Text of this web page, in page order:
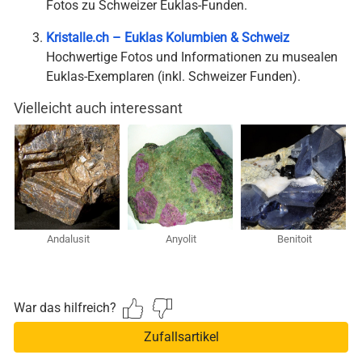
Fotos zu Schweizer Euklas-Funden.
Kristalle.ch – Euklas Kolumbien & Schweiz
Hochwertige Fotos und Informationen zu musealen
Euklas-Exemplaren (inkl. Schweizer Funden).
Vielleicht auch interessant
Andalusit Anyolit Benitoit
War das hilfreich?
Zufallsartikel